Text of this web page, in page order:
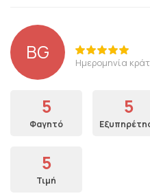
BG Ημερομηνία
5
Φαγητό
5
5
Τιμή